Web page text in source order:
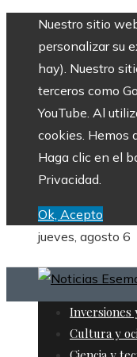
Nuestro sitio
personalizar su
hay). Nuestro
terceros como
YouTube. Al
cookies. Hemos
Haga clic en el
Privacidad.
Ok, Acepto
jueves, agosto 6
Inversiones
Cultura y